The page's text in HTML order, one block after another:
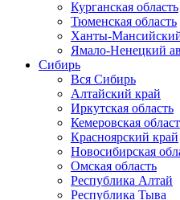
Курганская область
Тюменская область
Ханты-
Ямало-Ненецкий
Сибирь
Вся Сибирь
Алтайский край
Иркутская область
Кемеровская
Красноярский край
Новосибирская
Омская область
Республика Алтай
Республика Тыва